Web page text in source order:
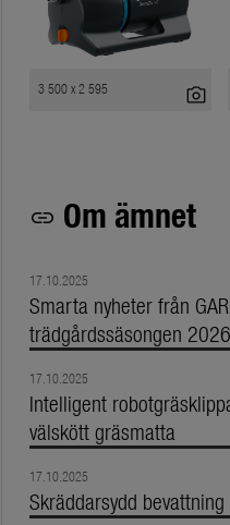
3 500 x 2 595 photo_camera
link Om ämnet
17.10.2025
Smarta nyheter från
trädgårdssäsongen 2026
17.10.2025
Intelligent
välskött gräsmatta
17.10.2025
Skräddarsydd